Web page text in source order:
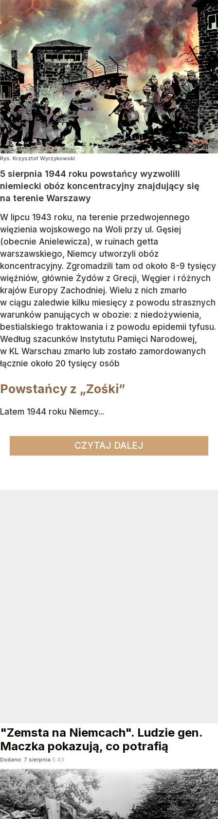
Rys. Krzysztof Wyrzykowski
5 sierpnia 1944 roku powstańcy wyzwolili
niemiecki obóz koncentracyjny znajdujący się
na terenie Warszawy
W lipcu 1943 roku, na terenie przedwojennego
więzienia wojskowego na Woli przy ul. Gęsiej
(obecnie Anielewicza), w ruinach getta
warszawskiego, Niemcy utworzyli obóz
koncentracyjny. Zgromadzili tam od około 8-9 tysięcy
więźniów, głównie Żydów z Grecji, Węgier i różnych
krajów Europy Zachodniej. Wielu z nich zmarło
w ciągu zaledwie kilku miesięcy z powodu strasznych
warunków panujących w obozie: z niedożywienia,
bestialskiego traktowania i z powodu epidemii tyfusu.
Według szacunków Instytutu Pamięci Narodowej,
w KL Warschau zmarło lub zostało zamordowanych
łącznie około 20 tysięcy osób
Powstańcy z „Zośki”
Latem 1944 roku Niemcy...
CZYTAJ DALEJ
"Zemsta na Niemcach". Ludzie gen.
Maczka pokazują, co potrafią
Dodano: 7 sierpnia 5:43